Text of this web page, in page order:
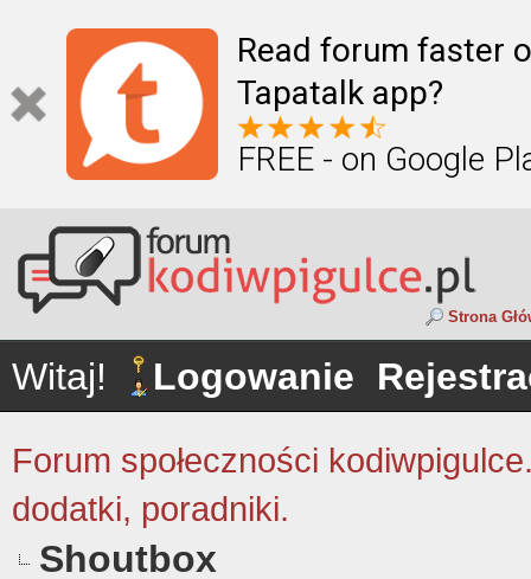
Read forum faster
Tapatalk app?
FREE - on Google
Strona
Witaj! Logowanie
Forum społeczności
dodatki, poradniki.
Shoutbox